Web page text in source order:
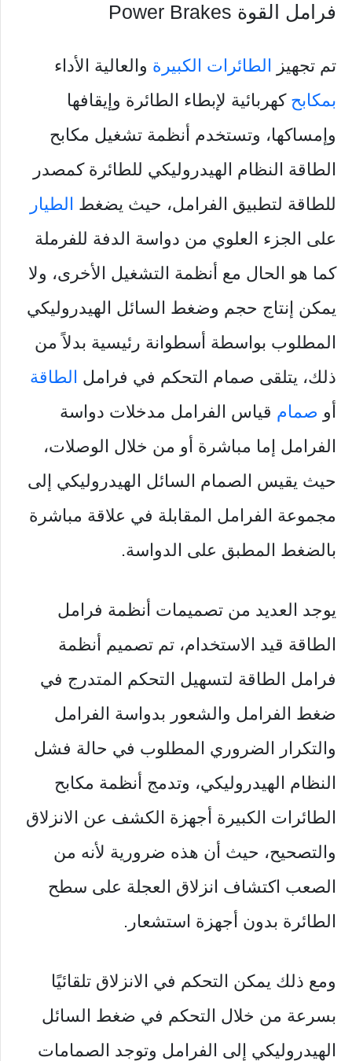
فرامل القوة Power Brakes
تم تجهيز الطائرات الكبيرة والعالية الأداء
بمكابح كهربائية لإبطاء الطائرة وإيقافها
وإمساكها، وتستخدم أنظمة تشغيل مكابح
الطاقة النظام الهيدروليكي للطائرة كمصدر
للطاقة لتطبيق الفرامل، حيث يضغط الطيار
على الجزء العلوي من دواسة الدفة للفرملة
كما هو الحال مع أنظمة التشغيل الأخرى، ولا
يمكن إنتاج حجم وضغط السائل الهيدروليكي
المطلوب بواسطة أسطوانة رئيسية بدلاً من
ذلك، يتلقى صمام التحكم في فرامل الطاقة
أو صمام قياس الفرامل مدخلات دواسة
الفرامل إما مباشرة أو من خلال الوصلات،
حيث يقيس الصمام السائل الهيدروليكي إلى
مجموعة الفرامل المقابلة في علاقة مباشرة
بالضغط المطبق على الدواسة.
يوجد العديد من تصميمات أنظمة فرامل
الطاقة قيد الاستخدام، تم تصميم أنظمة
فرامل الطاقة لتسهيل التحكم المتدرج في
ضغط الفرامل والشعور بدواسة الفرامل
والتكرار الضروري المطلوب في حالة فشل
النظام الهيدروليكي، وتدمج أنظمة مكابح
الطائرات الكبيرة أجهزة الكشف عن الانزلاق
والتصحيح، حيث أن هذه ضرورية لأنه من
الصعب اكتشاف انزلاق العجلة على سطح
الطائرة بدون أجهزة استشعار.
ومع ذلك يمكن التحكم في الانزلاق تلقائيًا
بسرعة من خلال التحكم في ضغط السائل
الهيدروليكي إلى الفرامل وتوجد الصمامات